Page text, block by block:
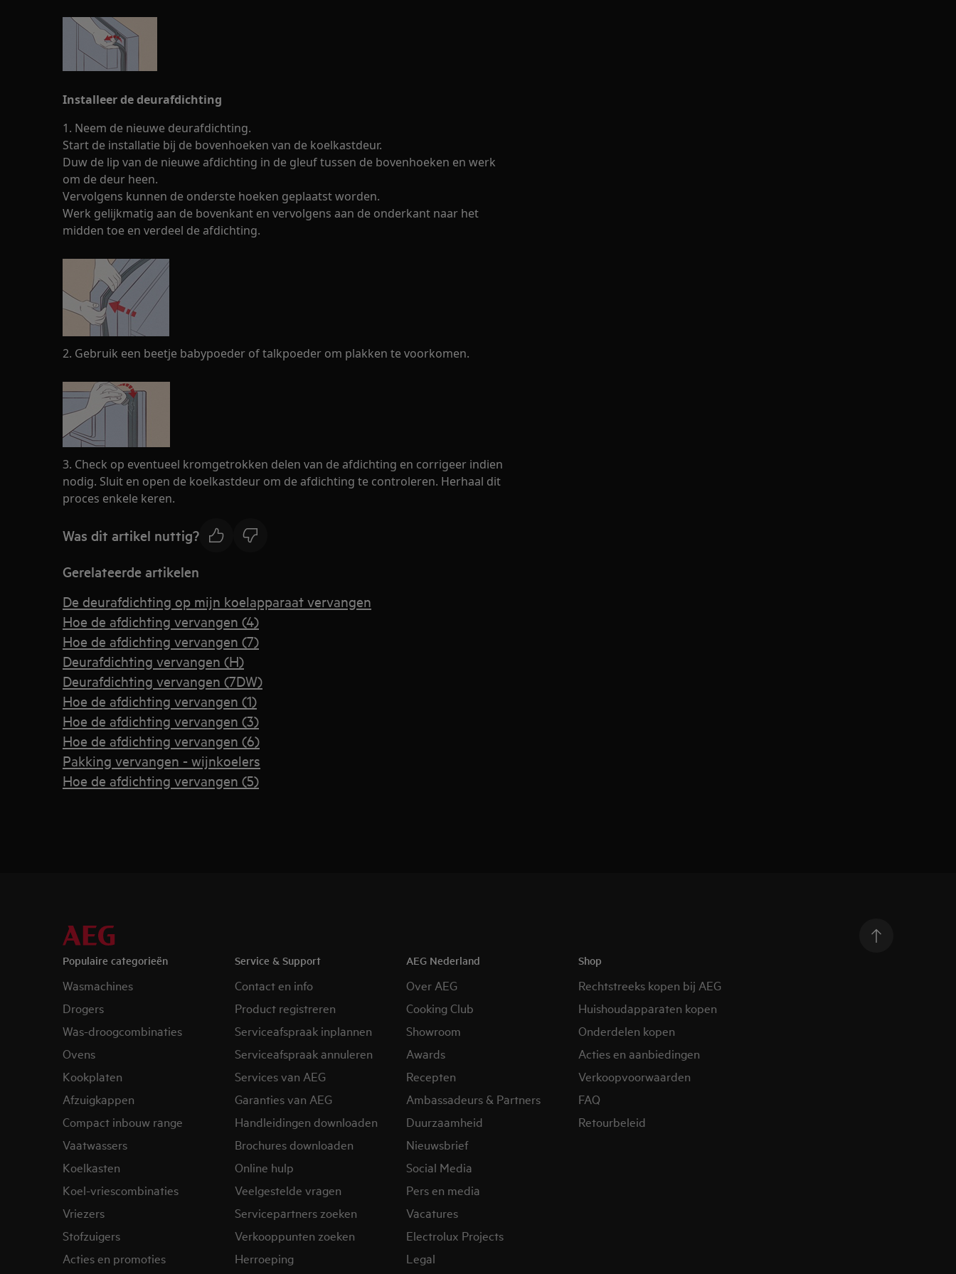
Installeer de deurafdichting
1. Neem de nieuwe deurafdichting.
Start de installatie bij de bovenhoeken van de koelkastdeur.
Duw de lip van de nieuwe afdichting in de gleuf tussen de bovenhoeken en werk
om de deur heen.
Vervolgens kunnen de onderste hoeken geplaatst worden.
Werk gelijkmatig aan de bovenkant en vervolgens aan de onderkant naar het
midden toe en verdeel de afdichting.
2. Gebruik een beetje babypoeder of talkpoeder om plakken te voorkomen.
3. Check op eventueel kromgetrokken delen van de afdichting en corrigeer indien
nodig. Sluit en open de koelkastdeur om de afdichting te controleren. Herhaal dit
proces enkele keren.
Was dit artikel nuttig?
Gerelateerde artikelen
De deurafdichting op mijn koelapparaat vervangen
Hoe de afdichting vervangen (4)
Hoe de afdichting vervangen (7)
Deurafdichting vervangen (H)
Deurafdichting vervangen (7DW)
Hoe de afdichting vervangen (1)
Hoe de afdichting vervangen (3)
Hoe de afdichting vervangen (6)
Pakking vervangen - wijnkoelers
Hoe de afdichting vervangen (5)
Populaire categorieën
Wasmachines
Drogers
Was-droogcombinaties
Ovens
Kookplaten
Afzuigkappen
Compact inbouw range
Vaatwassers
Koelkasten
Koel-vriescombinaties
Vriezers
Stofzuigers
Acties en promoties
Service & Support
Contact en info
Product registreren
Serviceafspraak inplannen
Serviceafspraak annuleren
Services van AEG
Garanties van AEG
Handleidingen downloaden
Brochures downloaden
Online hulp
Veelgestelde vragen
Servicepartners zoeken
Verkooppunten zoeken
Herroeping
AEG Nederland
Over AEG
Cooking Club
Showroom
Awards
Recepten
Ambassadeurs & Partners
Duurzaamheid
Nieuwsbrief
Social Media
Pers en media
Vacatures
Electrolux Projects
Legal
Shop
Rechtstreeks kopen bij AEG
Huishoudapparaten kopen
Onderdelen kopen
Acties en aanbiedingen
Verkoopvoorwaarden
FAQ
Retourbeleid